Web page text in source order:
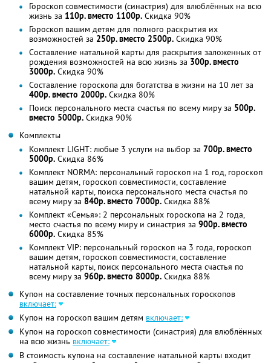
Гороскоп совместимости (синастрия) для влюблённых на всю
жизнь за 110р. вместо 1100р. Скидка 90%
Гороскоп вашим детям для полного раскрытия их
возможностей за 250р. вместо 2500р. Скидка 90%
Составление натальной карты для раскрытия заложенных от
рождения возможностей на всю жизнь за 300р. вместо
3000р. Скидка 90%
Составление гороскопа для богатства в жизни на 10 лет за
400р. вместо 2000р. Скидка 80%
Поиск персонального места счастья по всему миру за 500р.
вместо 5000р. Скидка 90%
Комплекты
Комплект LIGHT: любые 3 услуги на выбор за 700р. вместо
5000р. Скидка 86%
Комплект NORMA: персональный гороскоп на 1 год, гороскоп
вашим детям, гороскоп совместимости, составление
натальной карты, поиска персонального места счастья по
всему миру за 840р. вместо 7000р. Скидка 88%
Комплект «Семья»: 2 персональных гороскопа на 2 года,
место счастья по всему миру и синастрия за 900р. вместо
6000р. Скидка 85%
Комплект VIP: персональный гороскоп на 3 года, гороскоп
вашим детям, гороскоп совместимости, составление
натальной карты, поиск персонального места счастья по
всему миру за 960р. вместо 8000р. Скидка 88%
Купон на составление точных персональных гороскопов
включает:
Купон на гороскоп вашим детям включает:
Купон на гороскоп совместимости (синастрия) для влюблённых
на всю жизнь включает:
В стоимость купона на составление натальной карты входит